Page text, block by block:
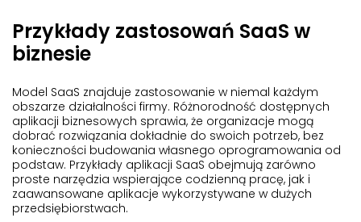
Przykłady zastosowań SaaS w
biznesie
Model SaaS znajduje zastosowanie w niemal każdym
obszarze działalności firmy. Różnorodność dostępnych
aplikacji biznesowych sprawia, że organizacje mogą
dobrać rozwiązania dokładnie do swoich potrzeb, bez
konieczności budowania własnego oprogramowania od
podstaw. Przykłady aplikacji SaaS obejmują zarówno
proste narzędzia wspierające codzienną pracę, jak i
zaawansowane aplikacje wykorzystywane w dużych
przedsiębiorstwach.